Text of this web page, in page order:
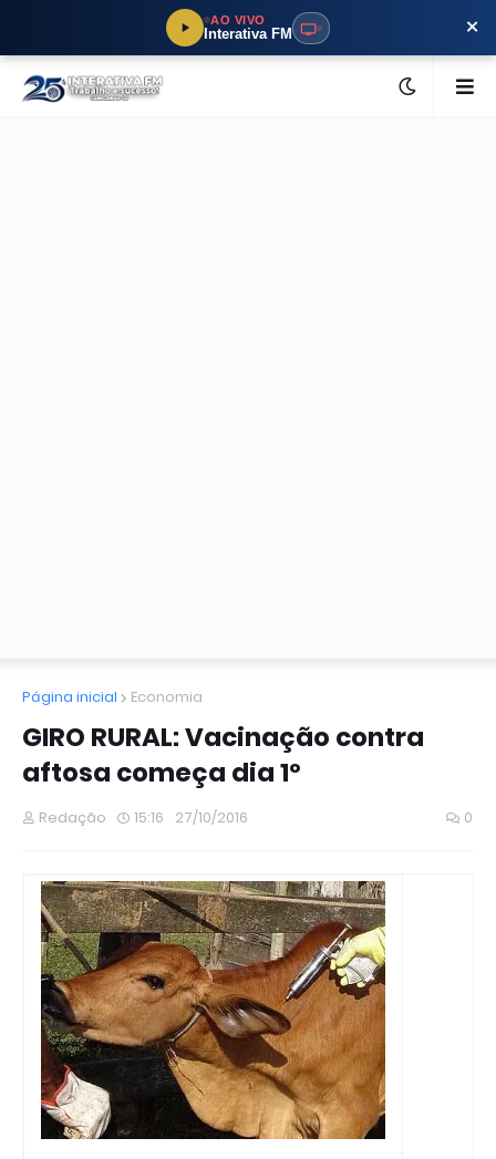
AO VIVO
Interativa FM ×
Página inicial Economia
GIRO RURAL: Vacinação contra
aftosa começa dia 1º
Redação 15:16 27/10/2016 0